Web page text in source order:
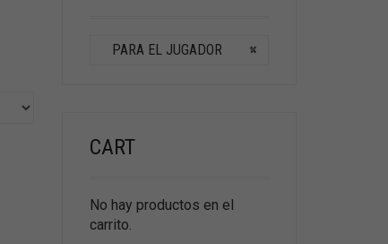
×
PARA EL JUGADOR
CART
No hay productos en el
carrito.